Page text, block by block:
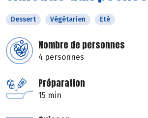
Dessert Végétarien Eté
Nombre de personnes
4 personnes
Préparation
15 min